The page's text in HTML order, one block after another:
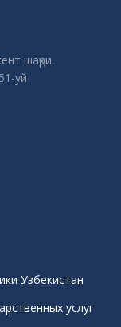
шаҳри,
уй
Узбекистан
услуг